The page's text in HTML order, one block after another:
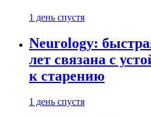
1 день спустя
Neurology:
лет связана с
к старению
1 день спустя